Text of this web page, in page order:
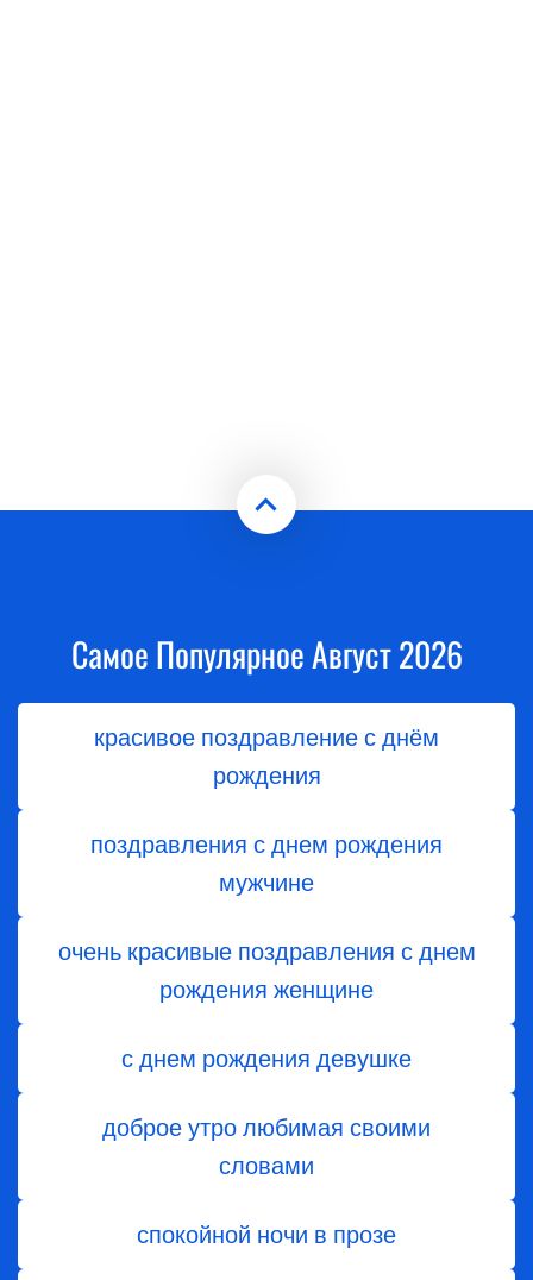
Самое Популярное Август 2026
красивое поздравление с днём
рождения
поздравления с днем рождения
мужчине
очень красивые поздравления с днем
рождения женщине
с днем рождения девушке
доброе утро любимая своими
словами
спокойной ночи в прозе